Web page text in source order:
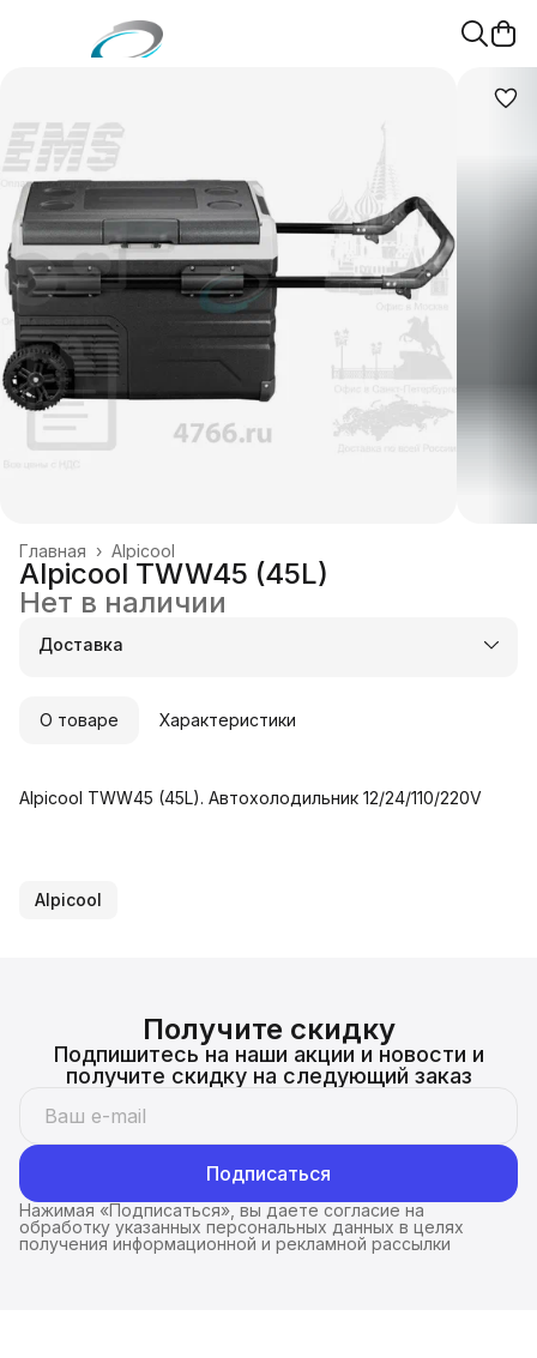
Alpicool
Главная ›
Alpicool TWW45 (45L)
Нет в наличии
Доставка
О товаре Характеристики
Alpicool TWW45 (45L). Автохолодильник 12/24/110/220V
Alpicool
Получите скидку
Подпишитесь на наши акции и новости и
получите скидку на следующий заказ
Подписаться
Нажимая «Подписаться», вы даете согласие на
обработку указанных персональных данных в целях
получения информационной и рекламной рассылки